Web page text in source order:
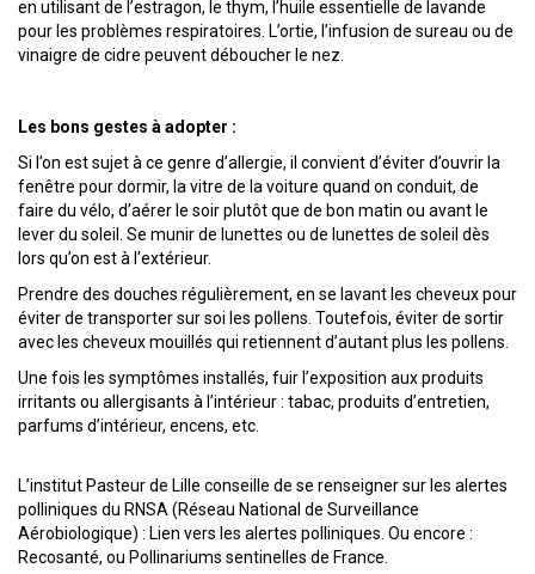
en utilisant de l’estragon, le thym, l’huile essentielle de lavande
pour les problèmes respiratoires. L’ortie, l’infusion de sureau ou de
vinaigre de cidre peuvent déboucher le nez.
Les bons gestes à adopter :
Si l’on est sujet à ce genre d’allergie, il convient d’éviter d’ouvrir la
fenêtre pour dormir, la vitre de la voiture quand on conduit, de
faire du vélo, d’aérer le soir plutôt que de bon matin ou avant le
lever du soleil. Se munir de lunettes ou de lunettes de soleil dès
lors qu’on est à l’extérieur.
Prendre des douches régulièrement, en se lavant les cheveux pour
éviter de transporter sur soi les pollens. Toutefois, éviter de sortir
avec les cheveux mouillés qui retiennent d’autant plus les pollens.
Une fois les symptômes installés, fuir l’exposition aux produits
irritants ou allergisants à l’intérieur : tabac, produits d’entretien,
parfums d’intérieur, encens, etc.
L’institut Pasteur de Lille conseille de se renseigner sur les alertes
polliniques du RNSA (Réseau National de Surveillance
Aérobiologique) : Lien vers les alertes polliniques . Ou encore :
Recosanté, ou Pollinariums sentinelles de France.